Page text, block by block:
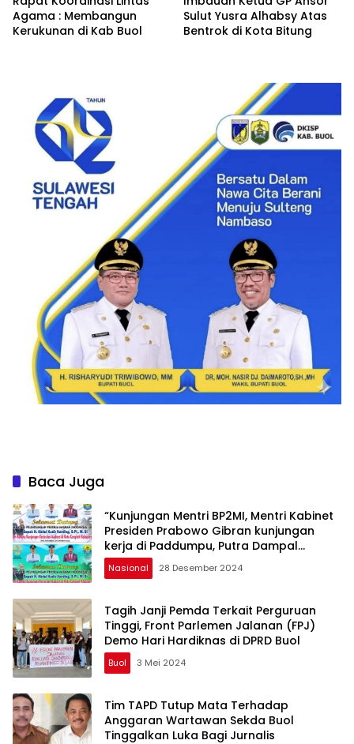
Agama : Membangun
Kerukunan di Kab Buol
Sulut Yusra Alhabsy Atas
Bentrok di Kota Bitung
Baca Juga
“Kunjungan Mentri BP2MI, Mentri Kabinet
Presiden Prabowo Gibran kunjungan
kerja di Paddumpu, Putra Dampal
Selatan”
Nasional 28 Desember 2024
Tagih Janji Pemda Terkait Perguruan
Tinggi, Front Parlemen Jalanan (FPJ)
Demo Hari Hardiknas di DPRD Buol
Buol 3 Mei 2024
Tim TAPD Tutup Mata Terhadap
Anggaran Wartawan Sekda Buol
Tinggalkan Luka Bagi Jurnalis